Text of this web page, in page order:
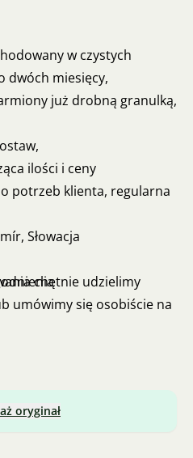
w czystych
dwóch miesięcy,
już drobną granulką,
ilości i ceny
potrzeb klienta, regularna
Słowacja
chętnie udzielimy
umówimy się osobiście na
oryginał